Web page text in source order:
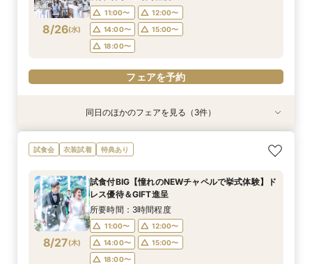
15:00〜
フェアを予約
フェアを予約
15:00〜
フェアを予約
15:00〜
フェアを予約
8/26(水)
11:00〜
12:00〜
14:00〜
15:00〜
18:00〜
フェアを予約
8/26(水)
【遠方の方◎オンライン相談会】スマホで簡単！
豪華10大特典付き
12:00〜
14:00〜
15:00〜
18:00〜
フェアを予約
衣装試着 特典あり
8/26(水)
【おもてなし重視◎】料理ランクUP＆10大特典
★貸切体験＆相談会
11:00〜
12:00〜
14:00〜
15:00〜
17:30〜
フェアを予約
衣装試着 特典あり
8/26(水)
【1組限定★貸切邸宅】少人数で挙式会食♪New
挙式体験＆豪華試食付き
11:00〜
12:00〜
14:00〜
15:00〜
17:30〜
フェアを予約
同日のほかのフェアを見る（3件）
試食会 衣装試着 特典あり
8/27(木)
試食付BIG【憧れのNEWチャペルで挙式体験】ド
レス優待＆GIFT進呈
所要時間：3時間程度
11:00〜
12:00〜
14:00〜
15:00〜
18:00〜